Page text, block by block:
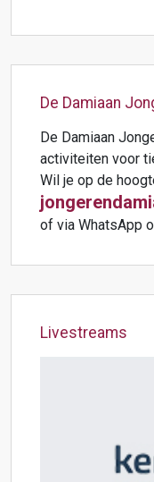
De Damiaan
De Damiaan
activiteiten voor
Wil je op de
of via WhatsApp
Livestreams